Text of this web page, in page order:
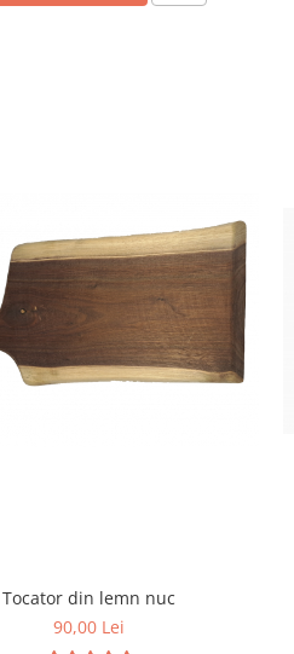
Tocator din lemn nuc
90,00 Lei